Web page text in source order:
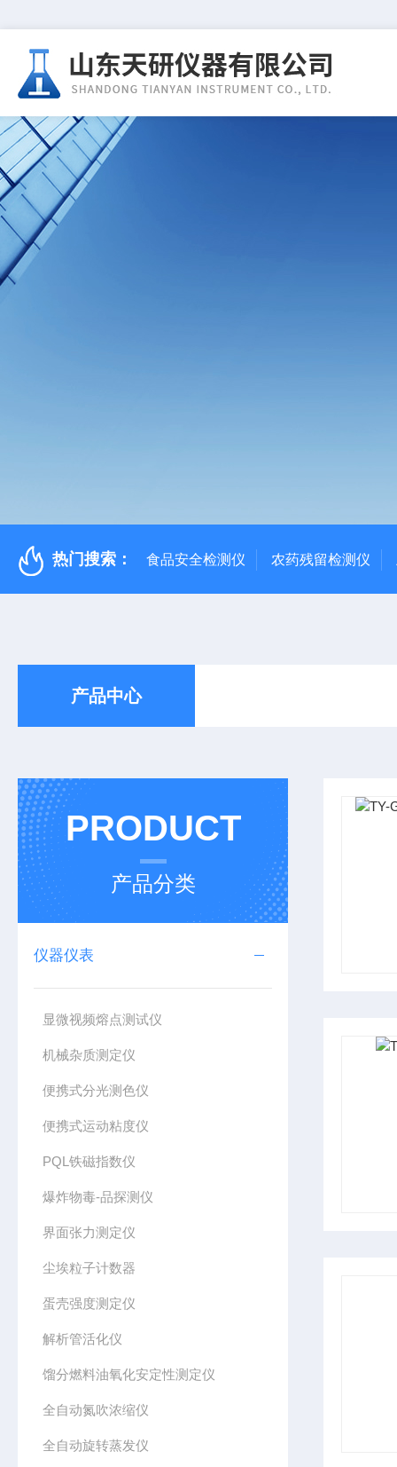
热门搜索： 食品安全检测仪 农药残留检测仪
产品中心
PRODUCT
产品分类
仪器仪表
显微视频熔点测试仪
机械杂质测定仪
便携式分光测色仪
便携式运动粘度仪
PQL铁磁指数仪
爆炸物毒-品探测仪
界面张力测定仪
尘埃粒子计数器
蛋壳强度测定仪
解析管活化仪
馏分燃料油氧化安定性测定仪
全自动氮吹浓缩仪
全自动旋转蒸发仪